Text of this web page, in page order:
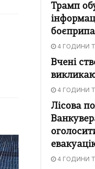
Трамп
4 ГОДИНИ
Вчені
4 ГОДИНИ
Лісова
4 ГОДИНИ